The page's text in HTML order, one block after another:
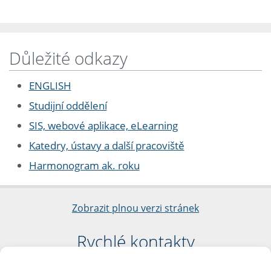
Důležité odkazy
ENGLISH
Studijní oddělení
SIS, webové aplikace, eLearning
Katedry, ústavy a další pracoviště
Harmonogram ak. roku
Zobrazit plnou verzi stránek
Rychlé kontakty